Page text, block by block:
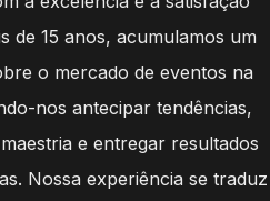
de 15 anos, acumulamos um
o mercado de eventos na
nos antecipar tendências,
e entregar resultados
Nossa experiência se traduz